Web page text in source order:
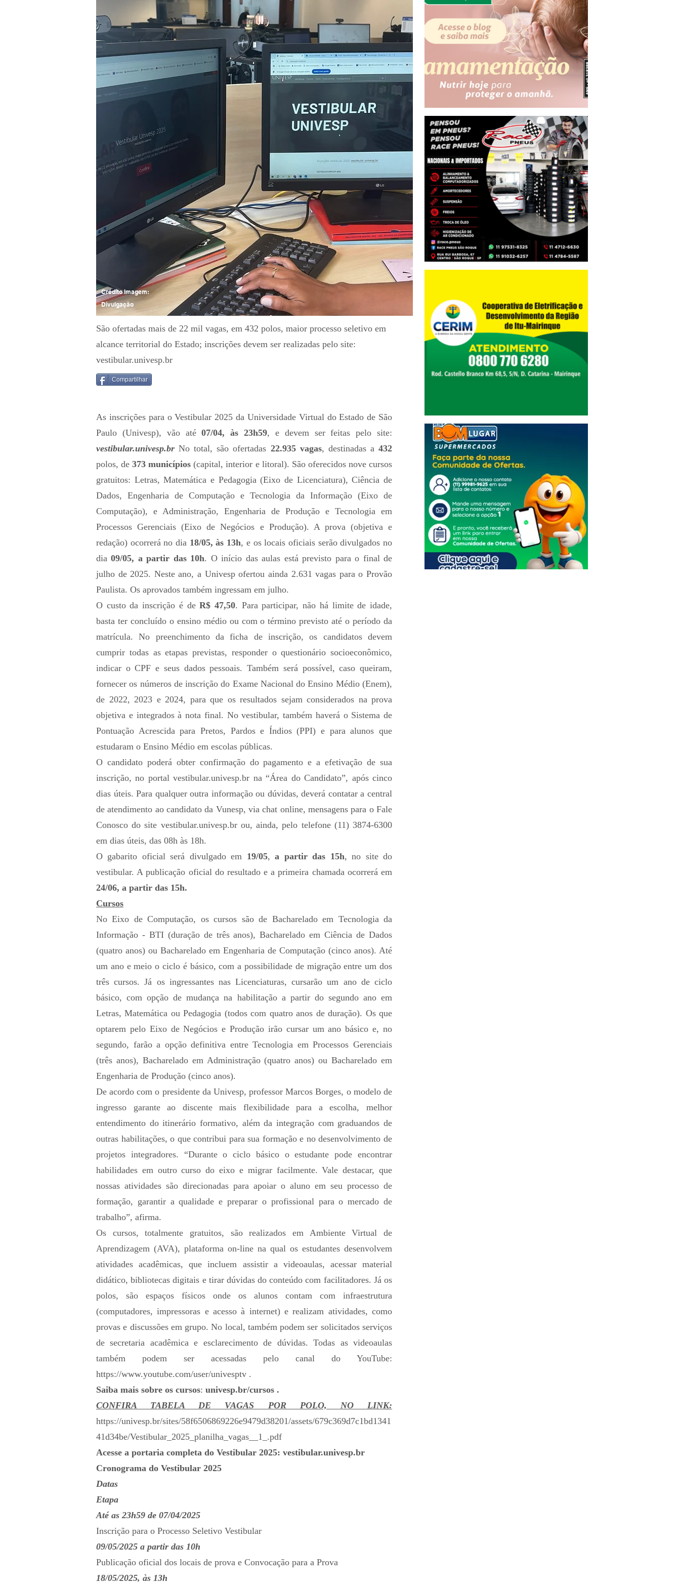
Divulgação
Crédito Imagem:
São ofertadas mais de 22 mil vagas, em 432 polos, maior processo seletivo em
alcance territorial do Estado; inscrições devem ser realizadas pelo site:
vestibular.univesp.br
Compartilhar
As inscrições para o Vestibular 2025 da Universidade Virtual do Estado de São
Paulo (Univesp), vão até07/04, às 23h59, e devem ser feitas pelo site:
vestibular.univesp.br No total, são ofertadas 22.935 vagas, destinadas a432
polos, de373 municípios (capital, interior e litoral). São oferecidos nove cursos
gratuitos: Letras, Matemática e Pedagogia (Eixo de Licenciatura), Ciência de
Dados, Engenharia de Computação e Tecnologia da Informação (Eixo de
Computação), e Administração, Engenharia de Produção e Tecnologia em
Processos Gerenciais (Eixo de Negócios e Produção). A prova (objetiva e
redação) ocorrerá no dia 18/05, às 13h, e os locais oficiais serão divulgados no
dia09/05, a partir das 10h. O início das aulas está previsto para o final de
julho de 2025. Neste ano, a Univesp ofertou ainda 2.631 vagas para o Provão
Paulista. Os aprovados também ingressam em julho.
O custo da inscrição é deR$ 47,50. Para participar, não há limite de idade,
basta ter concluído o ensino médio ou com o término previsto até o período da
matrícula. No preenchimento da ficha de inscrição, os candidatos devem
cumprir todas as etapas previstas, responder o questionário socioeconômico,
indicar o CPF e seus dados pessoais. Também será possível, caso queiram,
fornecer os números de inscrição do Exame Nacional do Ensino Médio (Enem),
de 2022, 2023 e 2024, para que os resultados sejam considerados na prova
objetiva e integrados à nota final. No vestibular, também haverá o Sistema de
Pontuação Acrescida para Pretos, Pardos e Índios (PPI) e para alunos que
estudaram o Ensino Médio em escolas públicas.
O candidato poderá obter confirmação do pagamento e a efetivação de sua
inscrição, no portalvestibular.univesp.br na “Área do Candidato”, após cinco
dias úteis. Para qualquer outra informação ou dúvidas, deverá contatar a central
de atendimento ao candidato da Vunesp, via chat online, mensagens para o Fale
Conosco do site vestibular.univesp.brou, ainda, pelo telefone (11) 3874-6300
em dias úteis, das 08h às 18h.
O gabarito oficial será divulgado em 19/05,a partir das 15h, no site do
vestibular. A publicação oficial do resultado e a primeira chamada ocorrerá em
24/06, a partir das 15h.
Cursos
No Eixo de Computação, os cursos são de Bacharelado em Tecnologia da
Informação - BTI (duração de três anos), Bacharelado em Ciência de Dados
(quatro anos) ou Bacharelado em Engenharia de Computação (cinco anos). Até
um ano e meio o ciclo é básico, com a possibilidade de migração entre um dos
três cursos. Já os ingressantes nas Licenciaturas, cursarão um ano de ciclo
básico, com opção de mudança na habilitação a partir do segundo ano em
Letras, Matemática ou Pedagogia (todos com quatro anos de duração). Os que
optarem pelo Eixo de Negócios e Produção irão cursar um ano básico e, no
segundo, farão a opção definitiva entre Tecnologia em Processos Gerenciais
(três anos), Bacharelado em Administração (quatro anos) ou Bacharelado em
Engenharia de Produção (cinco anos).
De acordo com o presidente da Univesp, professor Marcos Borges, o modelo de
ingresso garante ao discente mais flexibilidade para a escolha, melhor
entendimento do itinerário formativo, além da integração com graduandos de
outras habilitações, o que contribui para sua formação e no desenvolvimento de
projetos integradores. “Durante o ciclo básico o estudante pode encontrar
habilidades em outro curso do eixo e migrar facilmente. Vale destacar, que
nossas atividades são direcionadas para apoiar o aluno em seu processo de
formação, garantir a qualidade e preparar o profissional para o mercado de
trabalho”, afirma.
Os cursos, totalmente gratuitos, são realizados em Ambiente Virtual de
Aprendizagem (AVA), plataforma on-line na qual os estudantes desenvolvem
atividades acadêmicas, que incluem assistir a videoaulas, acessar material
didático, bibliotecas digitais e tirar dúvidas do conteúdo com facilitadores. Já os
polos, são espaços físicos onde os alunos contam com infraestrutura
(computadores, impressoras e acesso à internet) e realizam atividades, como
provas e discussões em grupo. No local, também podem ser solicitados serviços
de secretaria acadêmica e esclarecimento de dúvidas. Todas as videoaulas
também podem ser acessadas pelo canal do YouTube:
https://www.youtube.com/user/univesptv .
Saiba mais sobre os cursos: univesp.br/cursos .
CONFIRA TABELA DE VAGAS POR POLO, NO LINK:
https://univesp.br/sites/58f6506869226e9479d38201/assets/679c369d7c1bd1341
41d34be/Vestibular_2025_planilha_vagas__1_.pdf
Acesse a portaria completa do Vestibular 2025: vestibular.univesp.br
Cronograma do Vestibular 2025
Datas
Etapa
Até as 23h59 de 07/04/2025
Inscrição para o Processo Seletivo Vestibular
09/05/2025 a partir das 10h
Publicação oficial dos locais de prova e Convocação para a Prova
18/05/2025, às 13h